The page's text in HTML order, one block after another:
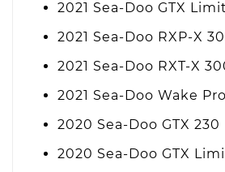
2021 Sea-Doo GTX
2021 Sea-Doo RXP-X
2021 Sea-Doo RXT-X
2021 Sea-Doo Wake
2020 Sea-Doo GTX 230
2020 Sea-Doo GTX